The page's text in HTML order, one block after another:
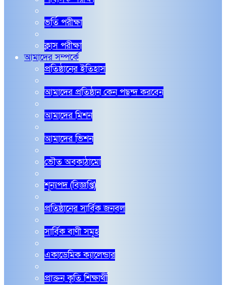
ভর্তি পরীক্ষা
ক্লাস পরীক্ষা
আমাদের সম্পর্কে
প্রতিষ্ঠানের ইতিহাস
আমাদের প্রতিষ্ঠান কেন পছন্দ করবেন
আমাদের মিশন
আমাদের ভিশন
ভৌত অবকাঠামো
শূন্যপদ (বিজ্ঞপ্তি)
প্রতিষ্ঠানের সার্বিক জনবল
সার্বিক বাণী সমূহ
একাডেমিক ক্যালেন্ডার
প্রাক্তন কৃতি শিক্ষার্থী